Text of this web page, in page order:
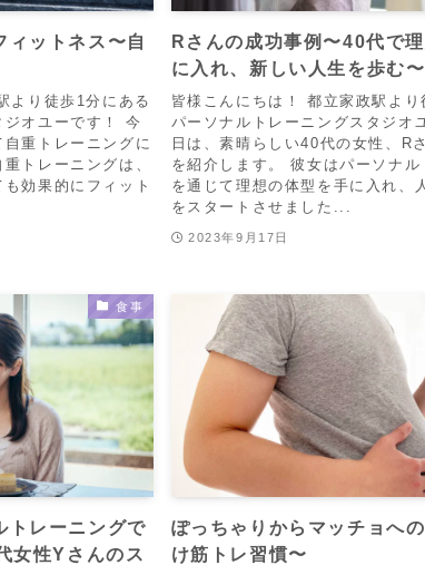
ィットネス〜自
より徒歩1分にある
ジオユーです！ 今
重トレーニングに
トレーニングは、
効果的にフィット
Rさんの成功事例〜40代で
に入れ、新しい人生を歩む〜
皆様こんにちは！ 都立家政駅より
パーソナルトレーニングスタジオ
日は、素晴らしい40代の女性、R
を紹介します。 彼女はパーソナル
を通じて理想の体型を手に入れ、
をスタートさせました...
2023年9月17日
食事
トレーニングで
女性Yさんのス
ぽっちゃりからマッチョへ
け筋トレ習慣〜